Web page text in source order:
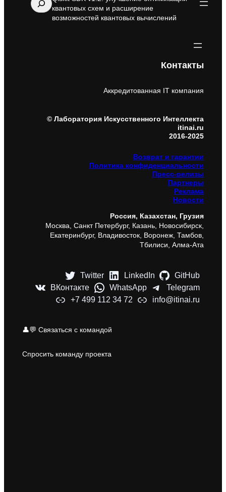
квантовых схем и расширение
возможностей квантовых вычислений
Контакты
Аккредитованная IT компания
© Лаборатория Искусственного Интеллекта
itinai.ru
2016-2025
Возврат и гарантии
Политика конфиденциальности
Пресс-релизы
Партнеры
Реклама
Новости
Россия, Казахстан, Грузия
Москва, Санкт Петербург, Казань, Новосибирск,
Екатеринбург, Владивосток, Воронеж, Тамбов,
Тбилиси, Алма-Ата
Twitter LinkedIn
GitHub
ВКонтакте
WhatsApp
Telegram
+7 499 112 34 72
info@itinai.ru
👤💬 Связаться с командой
Спросить команду проекта